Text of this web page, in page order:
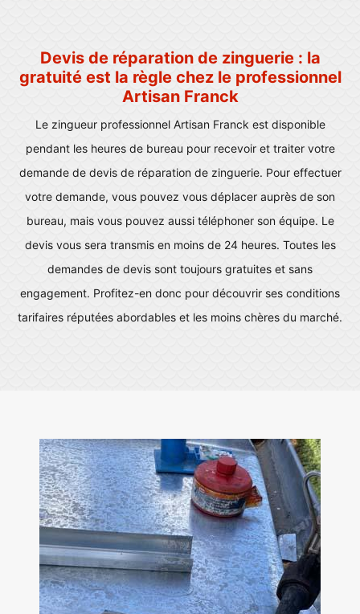
Devis de réparation de zinguerie : la
gratuité est la règle chez le professionnel
Artisan Franck
Le zingueur professionnel Artisan Franck est disponible
pendant les heures de bureau pour recevoir et traiter votre
demande de devis de réparation de zinguerie. Pour effectuer
votre demande, vous pouvez vous déplacer auprès de son
bureau, mais vous pouvez aussi téléphoner son équipe. Le
devis vous sera transmis en moins de 24 heures. Toutes les
demandes de devis sont toujours gratuites et sans
engagement. Profitez-en donc pour découvrir ses conditions
tarifaires réputées abordables et les moins chères du marché.